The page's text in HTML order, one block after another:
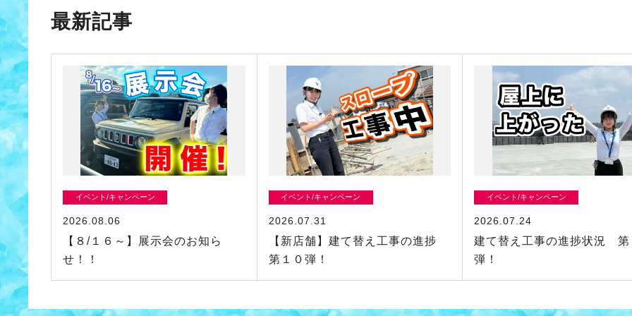
最新記事
イベント/キャンペーン
2026.08.06
【８/１６～】展示会のお知ら
せ！！
イベント/キャンペーン
2026.07.31
【新店舗】建て替え工事の進捗
第１０弾！
イベント/キャンペーン
2026.07.24
建て替え工事の進捗状況 第
弾！